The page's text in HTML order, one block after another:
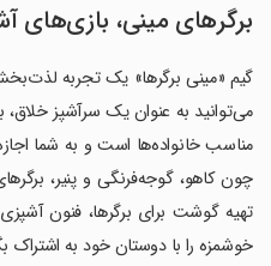
برگرهای مینی، بازی‌های
گیم «مینی برگرها» یک تجربه
می‌توانید به عنوان یک سرآشپز خلاق،
مناسب خانواده‌ها است و به شما
چون کاهو، گوجه‌فرنگی و پنیر،
تهیه گوشت برای برگرها، فنون
خوشمزه را با دوستان خود به اشتراک